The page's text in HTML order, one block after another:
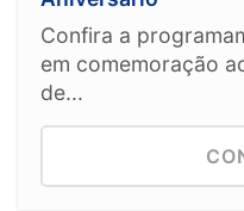
Confira a
em comemoração
de...